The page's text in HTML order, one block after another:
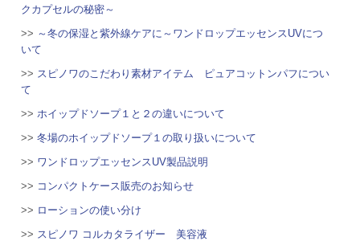
クカプセルの秘密～
>> ～冬の保湿と紫外線ケアに～ワンドロップエッセンスUVにつ
いて
>> スピノワのこだわり素材アイテム ピュアコットンパフについ
て
>> ホイップドソープ１と２の違いについて
>>冬場のホイップドソープ１の取り扱いについて
>> ワンドロップエッセンスUV製品説明
>> コンパクトケース販売のお知らせ
>> ローションの使い分け
>> スピノワ コルカタライザー 美容液